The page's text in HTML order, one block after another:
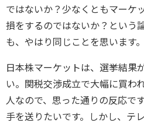
ではないか？少なくともマーケ
損をするのではないか？という
も、やはり同じことを思います。
日本株マーケットは、選挙結果
い。関税交渉成立で大幅に買わ
人なので、思った通りの反応で
手を送りたいです。しかし、テ